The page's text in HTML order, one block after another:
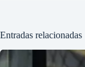
Entradas relacionadas